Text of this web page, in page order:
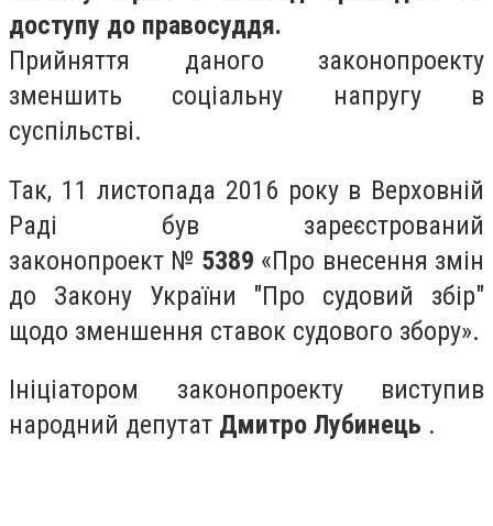
доступу до правосуддя.
Прийняття даного законопроекту
зменшить соціальну напругу в
суспільстві.
Так, 11 листопада 2016 року в Верховній
Раді був зареєстрований
законопроект № 5389 «Про внесення змін
до Закону України "Про судовий збір"
щодо зменшення ставок судового збору».
Ініціатором законопроекту виступив
народний депутат Дмитро Лубинець .